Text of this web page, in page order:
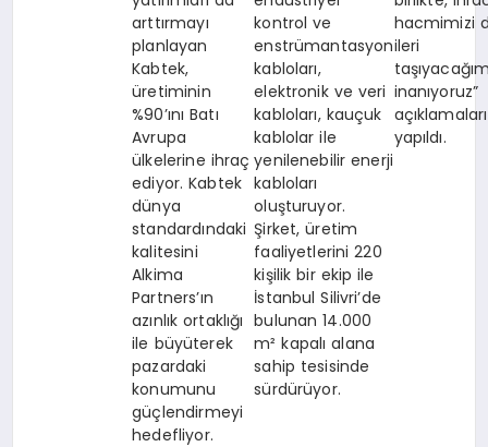
arttırmayı
planlayan
Kabtek,
üretiminin
%90’ını Batı
Avrupa
ülkelerine ihraç
ediyor. Kabtek
dünya
standardındaki
kalitesini
Alkima
Partners’ın
azınlık ortaklığı
ile büyüterek
pazardaki
konumunu
güçlendirmeyi
hedefliyor.
kontrol ve
enstrümantasyon
kabloları,
elektronik ve veri
kabloları, kauçuk
kablolar ile
yenilenebilir enerji
kabloları
oluşturuyor.
Şirket, üretim
faaliyetlerini 220
kişilik bir ekip ile
İstanbul Silivri’de
bulunan 14.000
m² kapalı alana
sahip tesisinde
sürdürüyor.
hacmimizi
ileri
inanıyoruz”
açıklamaları
yapıldı.